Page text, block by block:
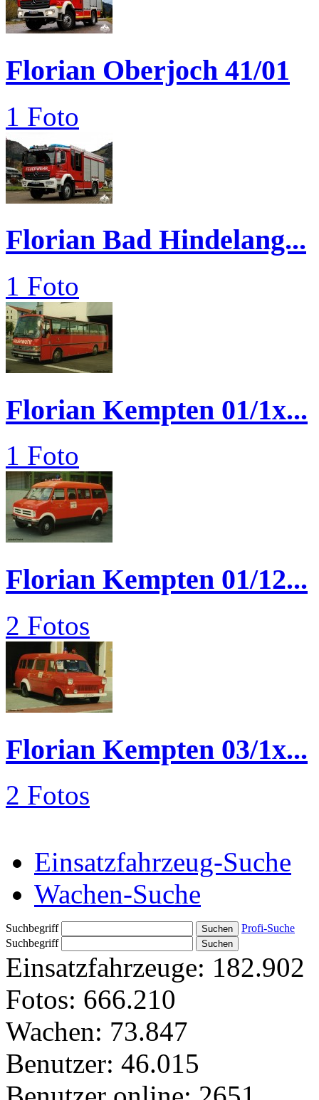
Florian Oberjoch 41/01
1 Foto
Florian Bad Hindelang...
1 Foto
Florian Kempten 01/1x...
1 Foto
Florian Kempten 01/12...
2 Fotos
Florian Kempten 03/1x...
2 Fotos
Einsatzfahrzeug-Suche
Wachen-Suche
Suchbegriff
Profi-Suche
Suchbegriff
Einsatzfahrzeuge: 182.902
Fotos: 666.210
Wachen: 73.847
Benutzer: 46.015